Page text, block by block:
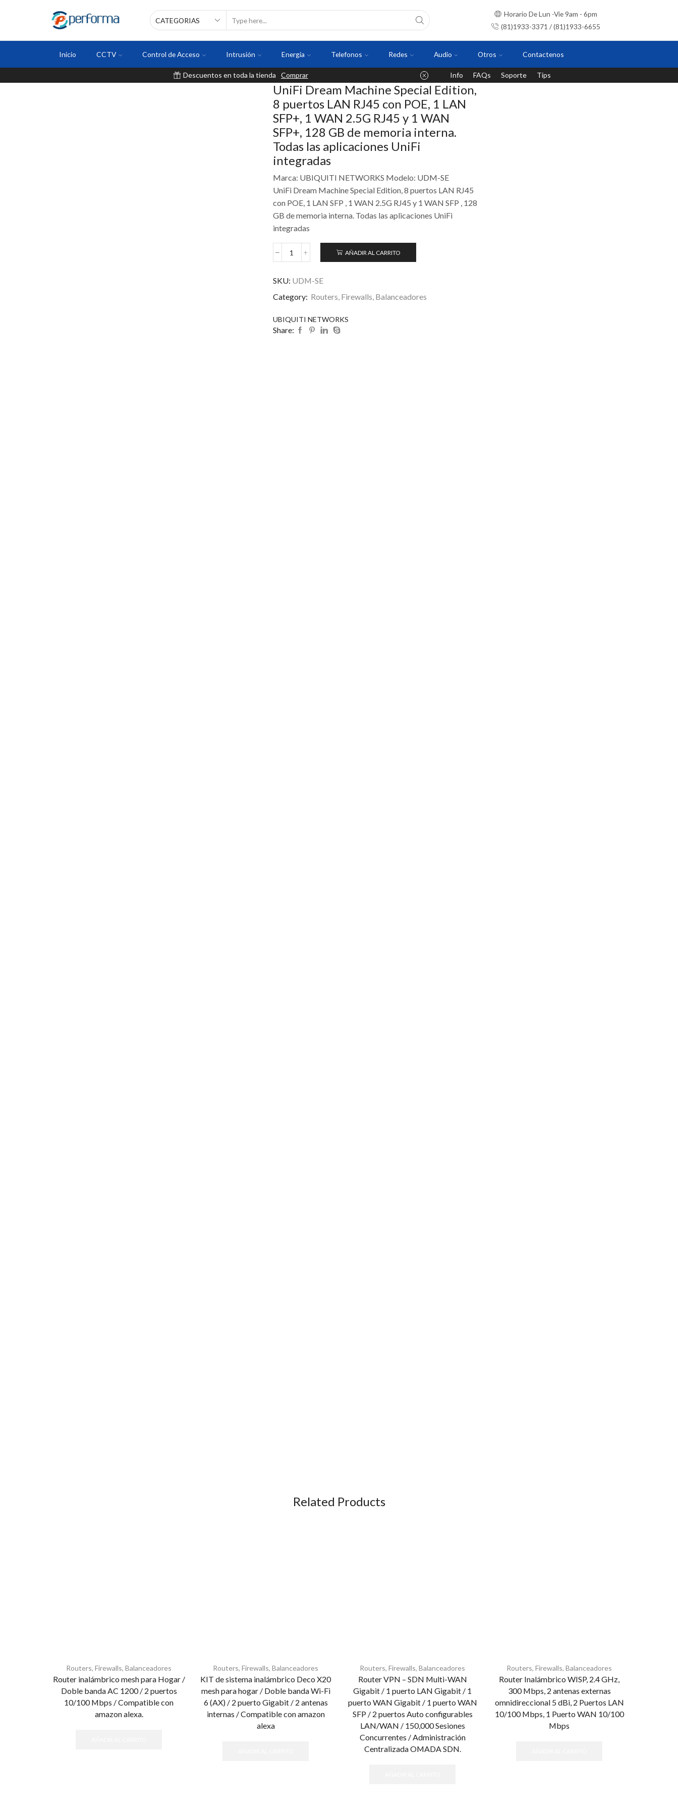
Horario De Lun -Vie 9am - 6pm
(81)1933-3371 / (81)1933-6655
Inicio CCTV Control de Acceso Intrusión Energia Telefonos Redes Audio Otros Contactenos
Descuentos en toda la tienda Comprar Info FAQs Soporte Tips
UniFi Dream Machine Special Edition,
8 puertos LAN RJ45 con POE, 1 LAN
SFP+, 1 WAN 2.5G RJ45 y 1 WAN
SFP+, 128 GB de memoria interna.
Todas las aplicaciones UniFi
integradas
Marca: UBIQUITI NETWORKS Modelo: UDM-SE
UniFi Dream Machine Special Edition, 8 puertos LAN RJ45
con POE, 1 LAN SFP , 1 WAN 2.5G RJ45 y 1 WAN SFP , 128
GB de memoria interna. Todas las aplicaciones UniFi
integradas
AÑADIR AL CARRITO
SKU: UDM-SE
Category: Routers, Firewalls, Balanceadores
UBIQUITI NETWORKS
Share:
Related Products
Routers, Firewalls, Balanceadores
Router inalámbrico mesh para Hogar /
Doble banda AC 1200 / 2 puertos
10/100 Mbps / Compatible con
amazon alexa.
Routers, Firewalls, Balanceadores
KIT de sistema inalámbrico Deco X20
mesh para hogar / Doble banda Wi-Fi
6 (AX) / 2 puerto Gigabit / 2 antenas
internas / Compatible con amazon
alexa
Routers, Firewalls, Balanceadores
Router VPN – SDN Multi-WAN
Gigabit / 1 puerto LAN Gigabit / 1
puerto WAN Gigabit / 1 puerto WAN
SFP / 2 puertos Auto configurables
LAN/WAN / 150,000 Sesiones
Concurrentes / Administración
Centralizada OMADA SDN.
Routers, Firewalls, Balanceadores
Router Inalámbrico WISP, 2.4 GHz,
300 Mbps, 2 antenas externas
omnidireccional 5 dBi, 2 Puertos LAN
10/100 Mbps, 1 Puerto WAN 10/100
Mbps